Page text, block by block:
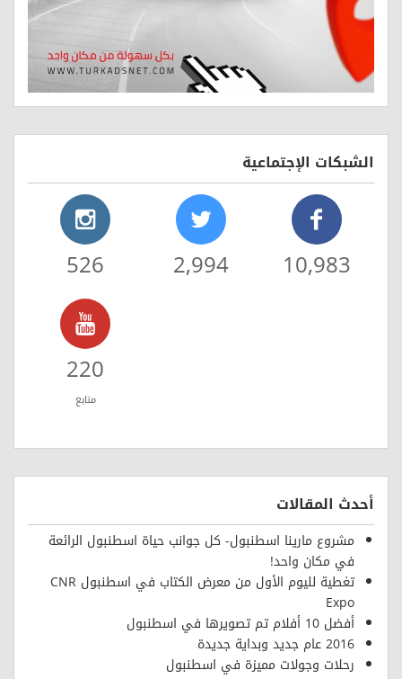
الشبكات الإجتماعية
10,983
2,994
526
220
متابع
أحدث المقالات
مشروع مارينا اسطنبول- كل جوانب حياة اسطنبول الرائعة
في مكان واحد!
تغطية لليوم الأول من معرض الكتاب في اسطنبول CNR
Expo
أفضل 10 أفلام تم تصويرها في اسطنبول
2016 عام جديد وبداية جديدة
رحلات وجولات مميزة في اسطنبول